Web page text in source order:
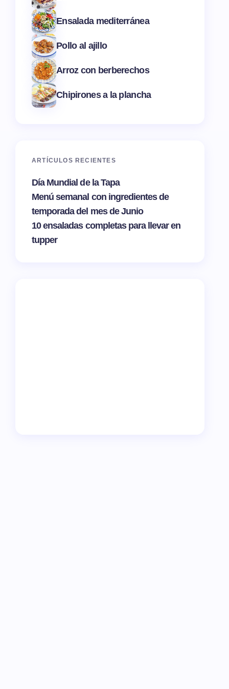
Ensalada mediterránea
Pollo al ajillo
Arroz con berberechos
Chipirones a la plancha
ARTÍCULOS RECIENTES
Día Mundial de la Tapa
Menú semanal con ingredientes de
temporada del mes de Junio
10 ensaladas completas para llevar en
tupper